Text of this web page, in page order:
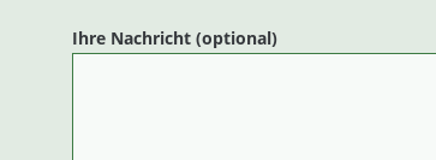
Ihre Nachricht (optional)